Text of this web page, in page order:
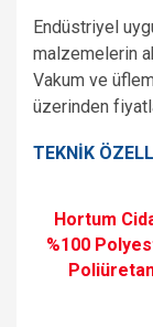
Endüstriyel
malzemelerin
Vakum ve
üzerinden
TEKNİK
Hortum
%100